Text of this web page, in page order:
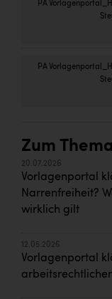
PA
PA
Zum Thema
20.07.2026
Vorlagenportal
Narrenfreiheit?
wirklich gilt
12.05.2026
Vorlagenportal